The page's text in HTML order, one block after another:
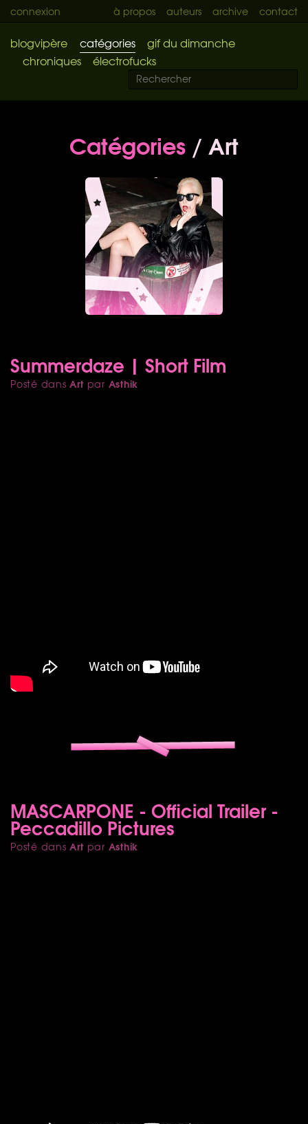
connexion à propos auteurs archive contact
blogvipère catégories
gif du dimanche
chroniques
électrofucks
Catégories / Art
Summerdaze | Short Film
Posté dansArt par Asthik
MASCARPONE - Official Trailer -
Peccadillo Pictures
Posté dansArt par Asthik